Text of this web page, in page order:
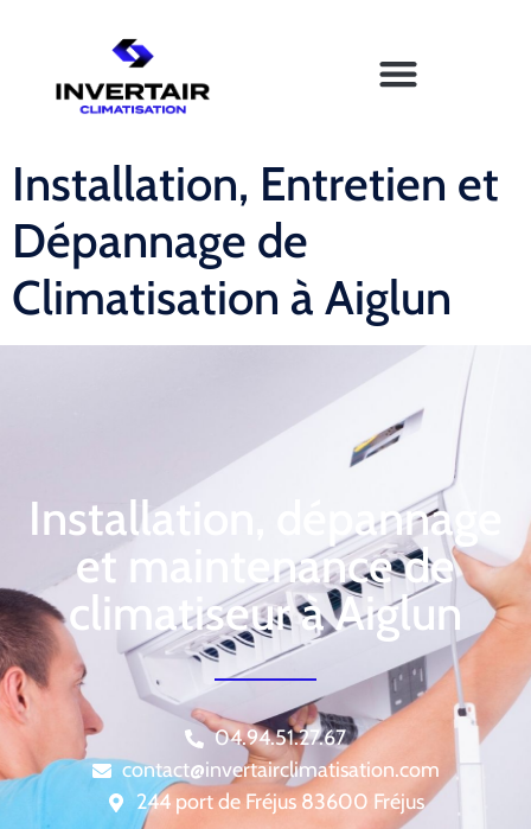
Installation, Entretien et
Dépannage de
Climatisation à Aiglun
Installation, dépannage
et maintenance de
climatiseur à Aiglun
04.94.51.27.67
contact@invertairclimatisation.com
244 port de Fréjus 83600 Fréjus